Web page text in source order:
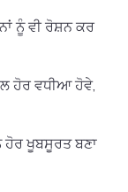
ਨੂੰ ਵੀ ਰੋਸ਼ਨ ਕਰ
ਹੋਰ ਵਧੀਆ ਹੋਵੇ,
ਹੋਰ ਖੂਬਸੂਰਤ ਬਣਾ